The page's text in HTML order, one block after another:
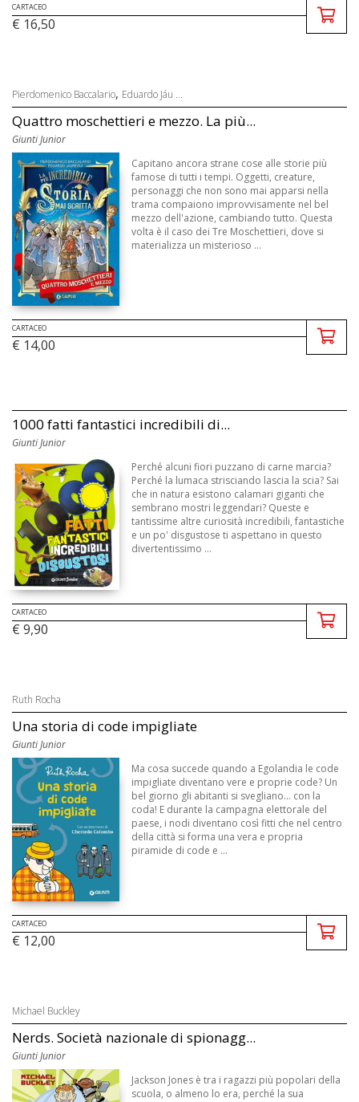
CARTACEO
€ 16,50
Pierdomenico Baccalario, Eduardo Jáu ...
Quattro moschettieri e mezzo. La più...
Giunti Junior
Capitano ancora strane cose alle storie più
famose di tutti i tempi. Oggetti, creature,
personaggi che non sono mai apparsi nella
trama compaiono improvvisamente nel bel
mezzo dell'azione, cambiando tutto. Questa
volta è il caso dei Tre Moschettieri, dove si
materializza un misterioso ...
CARTACEO
€ 14,00
1000 fatti fantastici incredibili di...
Giunti Junior
Perché alcuni fiori puzzano di carne marcia?
Perché la lumaca strisciando lascia la scia? Sai
che in natura esistono calamari giganti che
sembrano mostri leggendari? Queste e
tantissime altre curiosità incredibili, fantastiche
e un po' disgustose ti aspettano in questo
divertentissimo ...
CARTACEO
€ 9,90
Ruth Rocha
Una storia di code impigliate
Giunti Junior
Ma cosa succede quando a Egolandia le code
impigliate diventano vere e proprie code? Un
bel giorno gli abitanti si svegliano... con la
coda! E durante la campagna elettorale del
paese, i nodi diventano così fitti che nel centro
della città si forma una vera e propria
piramide di code e ...
CARTACEO
€ 12,00
Michael Buckley
Nerds. Società nazionale di spionagg...
Giunti Junior
Jackson Jones è tra i ragazzi più popolari della
scuola, o almeno lo era, perché la sua